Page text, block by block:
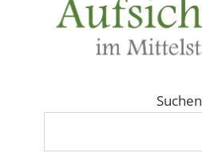
Aufsichtsrat
Suchen